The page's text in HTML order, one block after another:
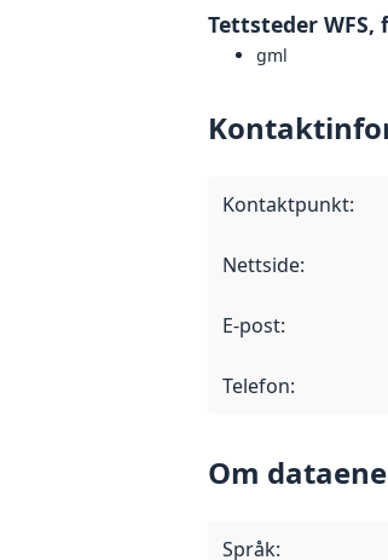
Tettsteder
gml
Kontaktpunkt:
Nettside:
E-post:
Telefon:
Om dataene
Språk: